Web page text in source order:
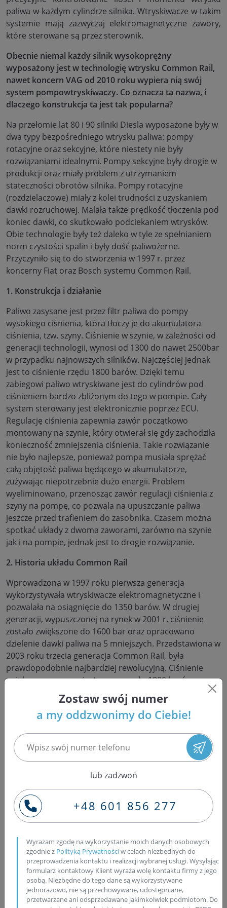
paliwa w każdym cylindrze silnika. Wtryskiwacze w takim
systemie mają zazwyczaj elektromagnetyczne zawory,
które sterowane są przez sterownik.
Obecnie niemal każdy silnik wysokoprężny
wyposażony jest w technologię wtrysku Common Rail,
nawet koncern VAG od 2010 roku wypiera nią swój
system pompowtryskiwaczy. Co oznacza ta nazwa, i
dlaczego konstrukcja ta jest tak popularna?
Na przełomie lat 80 i 90 silniki Diesla wyposażone były w
dwa typy bezpośredniego wtrysku paliwa: pompy
rotacyjne oraz sekcyjne, które niestety nie były
rozwiązaniami idealnymi. Pompy sekcyjne były drogie w
produkcji oraz miały problem z utrzymaniem
stateczności obrotów silnika. Pompy rotacyjne
(rozdzielaczowe) miały z kolei trudności z uzyskaniem
dawki rozruchowej. Malała także prędkość tłoczenia pod
koniec dawki, co skutkowało podciekaniem wtrysków.
Obie technologie były też daleko w tyle ze spełnianiem
norm czystości spalin i były dość paliwożerne.
Przyczyniło się to do stworzenia w 1997 r. przez
koncerny Fiat oraz Bosch systemu Common Rail.
1. Konstrukcja i działanie
Paliwo zasysane jest przez filtr paliwa do pompy
wysokiego ciśnienia, która tłoczy je do akumulatora
ciśnienia, tzw. szyny. Ciśnienie w szynie, w zależności od
generacji technologii, wynosi od 1300 do nawet 2500bar
w przypadku najnowszych silników. Najczęściej jednak
jest to ciśnienie rzędu 1800 barów. Dzięki temu
zabiegowi paliwo wtryskiwane jest do cylindrów pod
ciśnieniem bardzo zbliżonym do tego w pompie. Cały
system sterowany jest elektronicznie poprzez ECU.
Regulację ciśnienia zapewnia zawór początkowo
montowany na szynie, który otwierał się gdy zachodziła
konieczność zmniejszenia ciśnienia. Takie rozwiązanie
nie było najlepsze, ponieważ pompa musiała sprężać
całą objętość paliwa będącego w akumulatorze,
zużywając niepotrzebnie dużo energii. Problem
wyeliminowano, przenosząc zawór regulacji ciśnienia z
szyny na pompę, co pozwala na upuszczanie paliwa
jeszcze przed trafieniem do zasobnika. Czasem można
spotkać układy z dwoma zaworami, zarówno na szynie
jak i na pompie, jednak jest to drogie rozwiązanie.
2. Historia układu Common Rail
Wprowadzona w 1997 roku pierwsza generacja
wykorzystywała wtryskiwacze elektromagnetyczne i
pozwalała na osiągnięcie do 1350 barów. W drugiej
generacji, wypuszczonej na rynek w 2001 r. ciśnienie
zostało zwiększone do 1600 bar oraz opracowano
dzielenie dawki paliwa na 5 mniejszych. Przedstawiona w
2003 roku trzecia generacja Common Rail, była
prawdopodobnie najbardziej rewolucyjną. Ciśnienie
zwiększono ponownie, tym razem do 1800 barów, a
wtryskiwacze piezoelektryczne pozwalały na
nieporównywalnie szybsze działanie oraz wyższą
precyzję układu. Jest to obecnie najbardziej powszechna
której zastosowano hydrauliczny układ wzmacniania
ciśnienia we wtryskiwaczach (HADI), dzięki czemu pompa
wtryskowa może pracować pod niższym ciśnieniem, a to
zwiększane jest dopiero we wtryskiwaczach i może
wynosić 2500 barów. Czwarta generacja stosowana jest
głównie w pojazdach ciężarowych.
Rail
Wyższe ciśnienie mieszanki w cylindrze oznacza
zredukowanie spalania i emisji szkodliwych substancji, a
także wzrost mocy i momentu obrotowego silnika.
Zostaw swój numer
a my oddzwonimy do Ciebie!
lub zadzwoń
+48 601 856 277
Wyrażam zgodę na wykorzystanie moich danych osobowych
zgodnie z Polityką Prywatnościw celach niezbędnych do
przeprowadzenia kontaktu i realizacji wybranej usługi. Wysyłając
formularz kontaktowy Klient wyraża wolę kontaktu firmy z jego
osobą. Niezbędne do tego dane są wykorzystywane
jednorazowo, nie są przechowywane, udostępniane,
przetwarzane ani odsprzedawane jakimkolwiek podmiotom. Do